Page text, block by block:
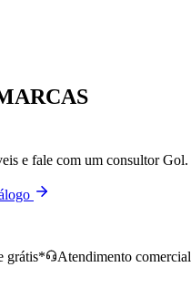
e fale com um consultor Gol.
grátis*
Atendimento comercial